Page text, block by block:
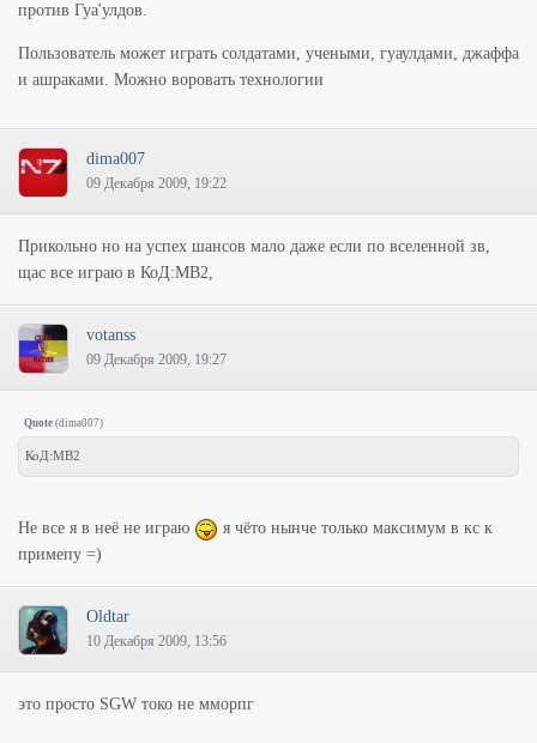
против Гуа'улдов.
Пользователь может играть солдатами, учеными, гуаулдами, джаффа
и ашраками. Можно воровать технологии
dima007
09 Декабря 2009, 19:22
Прикольно но на успех шансов мало даже если по вселенной зв,
щас все играю в КоД:МВ2,
votanss
09 Декабря 2009, 19:27
Quote (dima007)
КоД:МВ2
Не все я в неё не играю
я чёто нынче только максимум в кс к
примепу =)
Oldtar
10 Декабря 2009, 13:56
это просто SGW токо не мморпг